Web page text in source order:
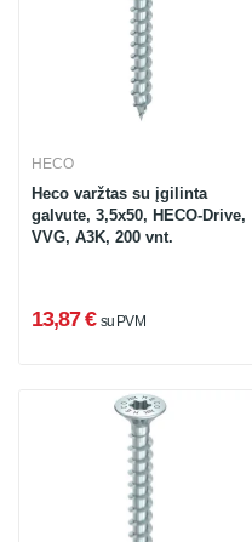
HECO
Heco varžtas su įgilinta
galvute, 3,5x50, HECO-Drive,
VVG, A3K, 200 vnt.
13,87 € su PVM